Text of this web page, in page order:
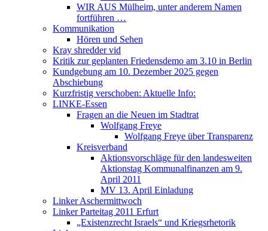
WIR AUS Mülheim, unter anderem Namen
fortführen …
Kommunikation
Hören und Sehen
Kray shredder vid
Kritik zur geplanten Friedensdemo am 3.10 in Berlin
Kundgebung am 10. Dezember 2025 gegen
Abschiebung
Kurzfristig verschoben: Aktuelle Info:
LINKE-Essen
Fragen an die Neuen im Stadtrat
Wolfgang Freye
Wolfgang Freye über Transparenz
Kreisverband
Aktionsvorschläge für den landesweiten
Aktionstag Kommunalfinanzen am 9.
April 2011
MV 13. April Einladung
Linker Aschermittwoch
Linker Parteitag 2011 Erfurt
„Existenzrecht Israels“ und Kriegsrhetorik